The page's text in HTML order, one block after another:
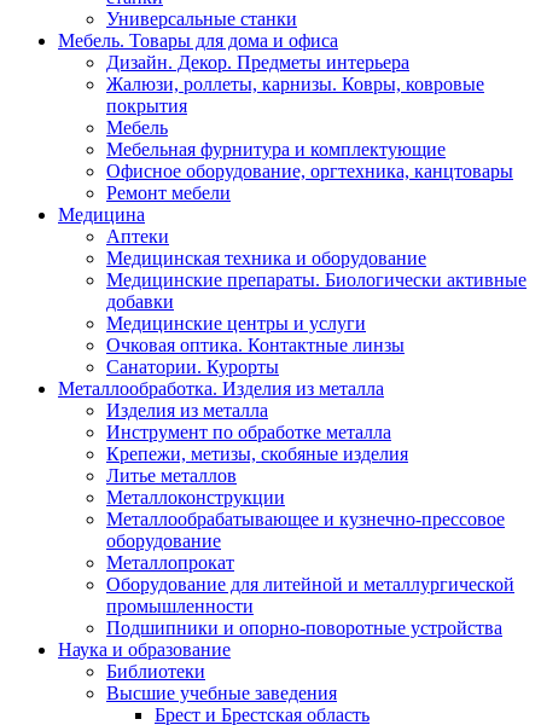
Универсальные станки
Мебель. Товары для дома и офиса
Дизайн. Декор. Предметы интерьера
Жалюзи, роллеты, карнизы. Ковры, ковровые
покрытия
Мебель
Мебельная фурнитура и комплектующие
Офисное оборудование, оргтехника, канцтовары
Ремонт мебели
Медицина
Аптеки
Медицинская техника и оборудование
Медицинские препараты. Биологически активные
добавки
Медицинские центры и услуги
Очковая оптика. Контактные линзы
Санатории. Курорты
Металлообработка. Изделия из металла
Изделия из металла
Инструмент по обработке металла
Крепежи, метизы, скобяные изделия
Литье металлов
Металлоконструкции
Металлообрабатывающее и кузнечно-прессовое
оборудование
Металлопрокат
Оборудование для литейной и металлургической
промышленности
Подшипники и опорно-поворотные устройства
Наука и образование
Библиотеки
Высшие учебные заведения
Брест и Брестская область